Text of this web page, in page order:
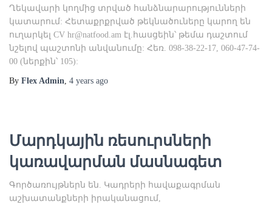
Ղեկավարի կողմից տրված հանձնարարությունների
կատարում: Հետաքրքրված թեկնածուները կարող են
ուղարկել CV hr@natfood.am էլ.հասցեին՝ թեմա դաշտում
նշելով պաշտոնի անվանումը: Հեռ. 098-38-22-17, 060-47-74-
00 (ներքին՝ 105):
By Flex Admin, 4 years ago
Մարդկային ռեսուրսների
կառավարման մասնագետ
Գործառույթներն են. Կադրերի հավաքագրման
աշխատանքների իրականացում,